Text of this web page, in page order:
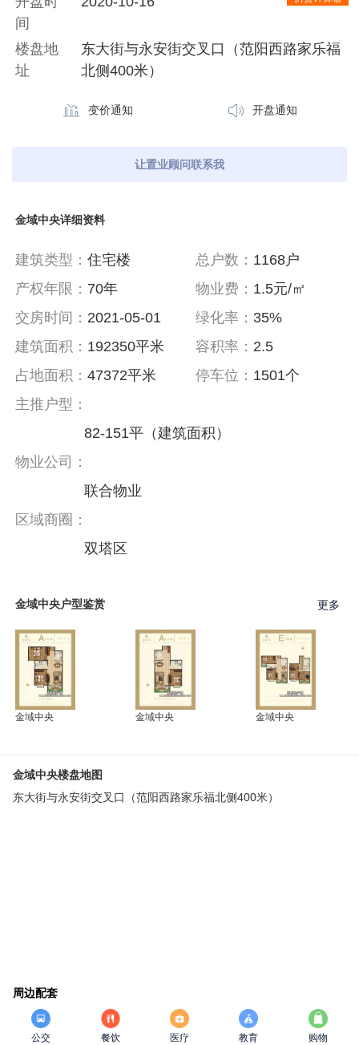
间
楼盘地
址
东大街与永安街交叉口（范阳西路家乐福
北侧400米）
变价通知 开盘通知
让置业顾问联系我
金域中央详细资料
建筑类型：住宅楼 总户数： 1168户
产权年限： 70年 物业费： 1.5元/㎡
交房时间： 2021-05-01 绿化率： 35%
建筑面积： 192350平米 容积率： 2.5
占地面积：47372平米 停车位： 1501个
主推户型：
82-151平（建筑面积）
物业公司：
联合物业
区域商圈：
双塔区
金域中央户型鉴赏 更多
金域中央 金域中央 金域中央
金域中央楼盘地图
东大街与永安街交叉口（范阳西路家乐福北侧400米）
周边配套
公交 餐饮 医疗 教育 购物